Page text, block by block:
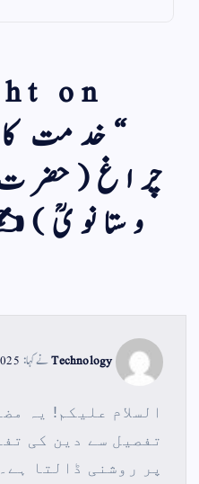
on
“خدمت
چراغ(حضرت
Technologyنے کہا:
السلام علیکم! یہ
تفصیل سے دین کی
پر روشنی ڈالتا